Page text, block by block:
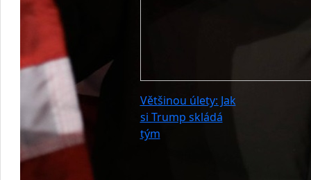
Většinou úlety: Jak
si Trump skládá
tým